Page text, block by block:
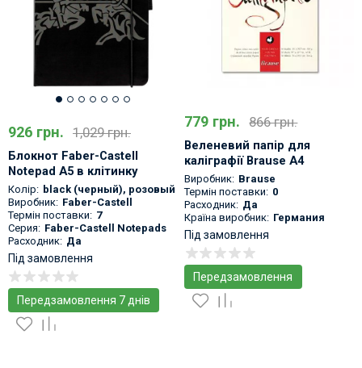
926 грн. 1,029 грн.
Блокнот Faber-Castell
Notepad A5 в клітинку
Колір: black (черный), розовый
Виробник: Faber-Castell
Термін поставки: 7
Серия: Faber-Castell Notepads
Расходник: Да
Під замовлення
Передзамовлення 7 днів
779 грн. 866 грн.
Веленевий папір для
каліграфії Brause A4
Виробник: Brause
Термін поставки: 0
Расходник: Да
Країна виробник: Германия
Під замовлення
Передзамовлення